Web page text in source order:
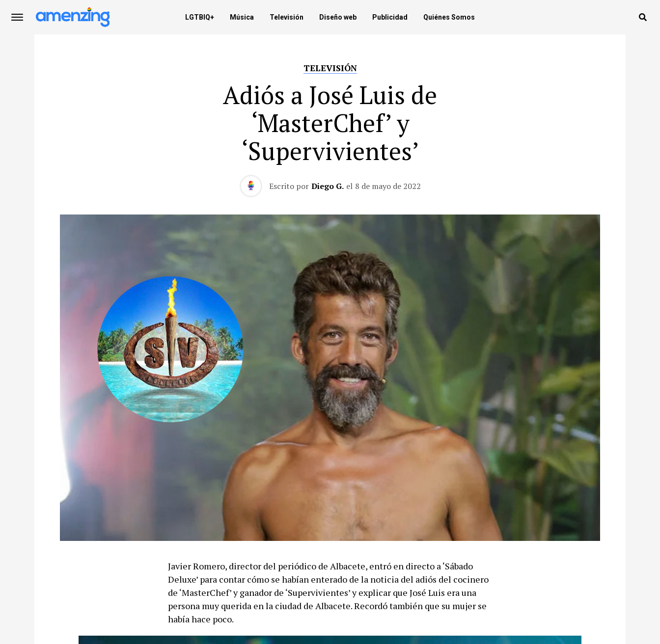
LGTBIQ+ Música Televisión Diseño web Publicidad Quiénes Somos
TELEVISIÓN
Adiós a José Luis de
‘MasterChef’ y
‘Supervivientes’
Escrito por Diego G. el 8 de mayo de 2022
Javier Romero, director del periódico de Albacete, entró en directo a ‘Sábado
Deluxe’ para contar cómo se habían enterado de la noticia del adiós del cocinero
de ‘MasterChef’ y ganador de ‘Supervivientes’ y explicar que José Luis era una
persona muy querida en la ciudad de Albacete. Recordó también que su mujer se
había hace poco.